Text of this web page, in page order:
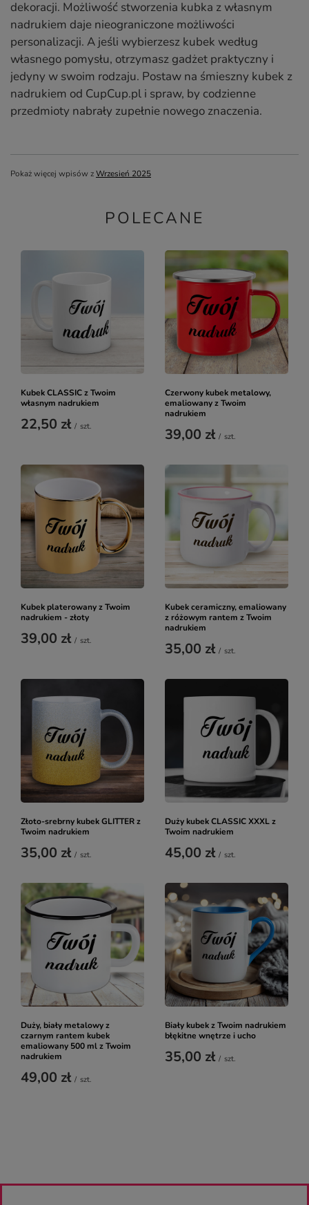
dekoracji. Możliwość stworzenia kubka z własnym
nadrukiem daje nieograniczone możliwości
personalizacji. A jeśli wybierzesz kubek według
własnego pomysłu, otrzymasz gadżet praktyczny i
jedyny w swoim rodzaju. Postaw na śmieszny kubek z
nadrukiem od CupCup.pl i spraw, by codzienne
przedmioty nabrały zupełnie nowego znaczenia.
Pokaż więcej wpisów zWrzesień 2025
POLECANE
Kubek CLASSIC z Twoim
własnym nadrukiem
22,50 zł / szt.
Czerwony kubek metalowy,
emaliowany z Twoim
nadrukiem
39,00 zł / szt.
Kubek platerowany z Twoim
nadrukiem - złoty
39,00 zł / szt.
Kubek ceramiczny, emaliowany
z różowym rantem z Twoim
nadrukiem
35,00 zł / szt.
Złoto-srebrny kubek GLITTER z
Twoim nadrukiem
35,00 zł / szt.
Duży kubek CLASSIC XXXL z
Twoim nadrukiem
45,00 zł / szt.
Duży, biały metalowy z
czarnym rantem kubek
emaliowany 500 ml z Twoim
nadrukiem
49,00 zł / szt.
Biały kubek z Twoim nadrukiem
błękitne wnętrze i ucho
35,00 zł / szt.